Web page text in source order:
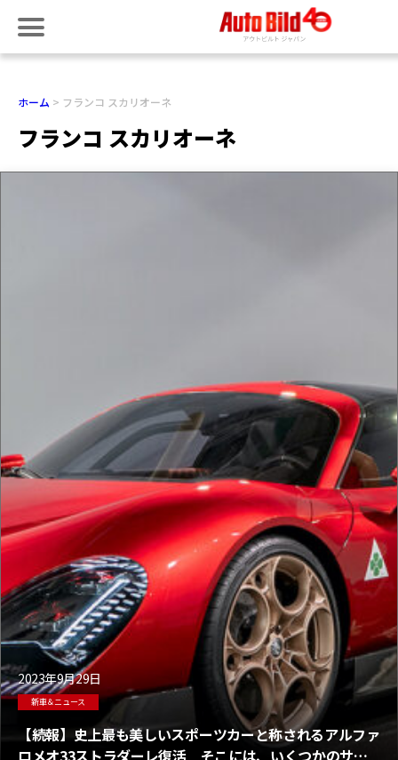
ホーム フランコ スカリオーネ
フランコ スカリオーネ
2023年9月29日
新車＆ニュース
【続報】史上最も美しいスポーツカーと称されるアルファ
ロメオ33ストラダーレ復活 そこには、いくつかのサプ